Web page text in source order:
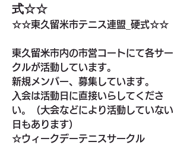
式☆☆
☆☆東久留米市テニス連盟_硬式☆☆
東久留⽶市内の市営コートにて各サー
クルが活動しています。
新規メンバー、募集しています。
⼊会は活動⽇に直接いらしてくださ
い。（⼤会などにより活動していない
⽇もあります）
☆ウィークデーテニスサークル
グループについて
スポーツ関連